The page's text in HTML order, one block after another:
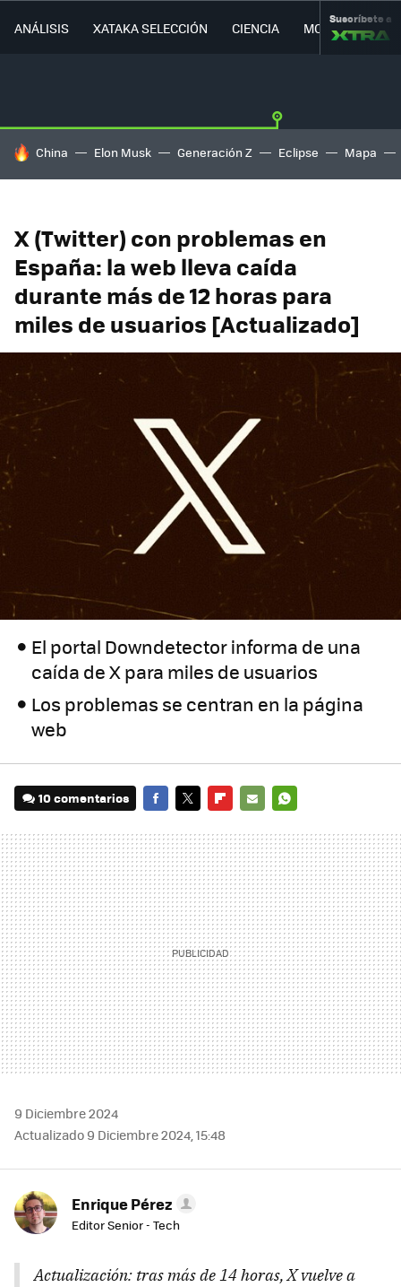
ANÁLISIS XATAKA SELECCIÓN CIENCIA MOVILIDAD
Suscríbete a
HOY SE HABLA DE
China Elon Musk Generación Z Eclipse Mapa
X (Twitter) con problemas en
España: la web lleva caída
durante más de 12 horas para
miles de usuarios [Actualizado]
El portal Downdetector informa de una
caída de X para miles de usuarios
Los problemas se centran en la página
web
10 comentarios
MAIL
9 Diciembre 2024
Actualizado 9 Diciembre 2024, 15:48
Enrique Pérez
Editor Senior - Tech
Actualización: tras más de 14 horas, X vuelve a